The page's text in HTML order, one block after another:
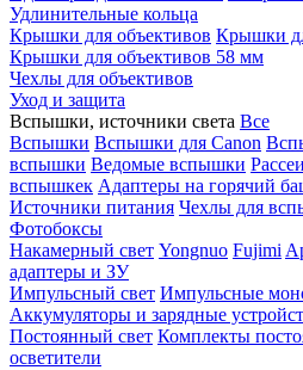
Удлинительные кольца
Крышки для объективов Крышки
Крышки для объективов 58 мм
Чехлы для объективов
Уход и защита
Вспышки, источники света Все
Вспышки Вспышки для Canon
вспышки Ведомые вспышки
вспышкек Адаптеры на горячий
Источники питания Чехлы для
Фотобоксы
Накамерный свет Yongnuo Fujimi
адаптеры и ЗУ
Импульсный свет Импульсные
Аккумуляторы и зарядные
Постоянный свет Комплекты
осветители